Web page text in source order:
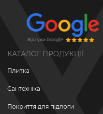
КАТАЛОГ ПРОДУКЦІЇ
Плитка
Сантехніка
Покриття для підлоги